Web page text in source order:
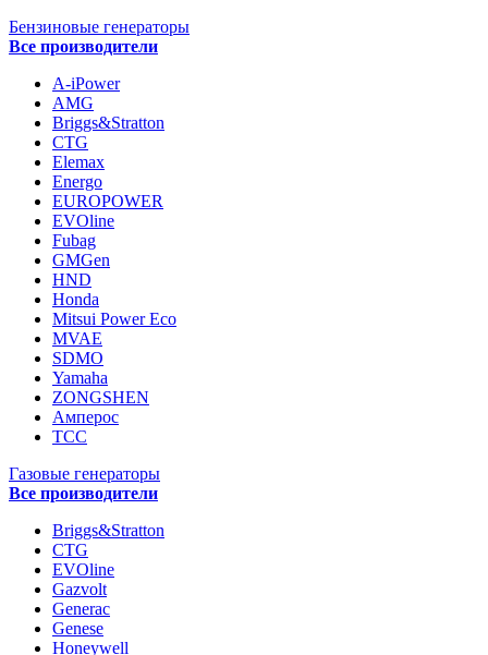
Бензиновые генераторы
Все производители
A-iPower
AMG
Briggs&Stratton
CTG
Elemax
Energo
EUROPOWER
EVOline
Fubag
GMGen
HND
Honda
Mitsui Power Eco
MVAE
SDMO
Yamaha
ZONGSHEN
Амперос
ТСС
Газовые генераторы
Все производители
Briggs&Stratton
CTG
EVOline
Gazvolt
Generac
Genese
Honeywell